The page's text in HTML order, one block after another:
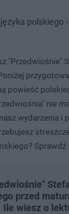
polskiego
"Przedwiośnie"
powieść
nie
wydarzenia i
Sprawdź
przed
Ile wiesz o